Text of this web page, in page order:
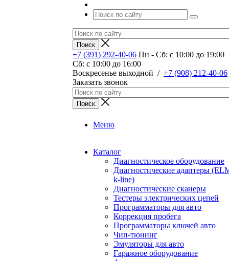
+7 (391) 292-40-06 Пн - Сб: c 10:00 до 19:00
Сб: c 10:00 до 16:00
​Воскресенье выходной / +7 (908) 212-40-06
Заказать звонок
Меню
Каталог
Диагностическое оборудование
Диагностические адаптеры
k-line)
Диагностические сканеры
Тестеры электрических цепей
Программаторы для авто
Коррекция пробега
Программаторы ключей авто
Чип-тюнинг
Эмуляторы для авто
Гаражное оборудование